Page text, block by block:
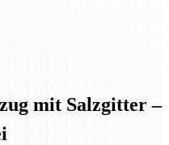
mit Salzgitter –